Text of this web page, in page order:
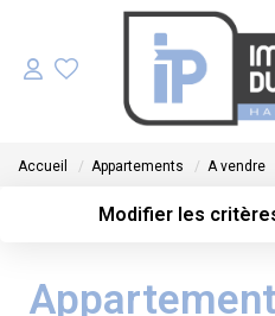
Accueil Appartements A vendre
Modifier les
Type de bien